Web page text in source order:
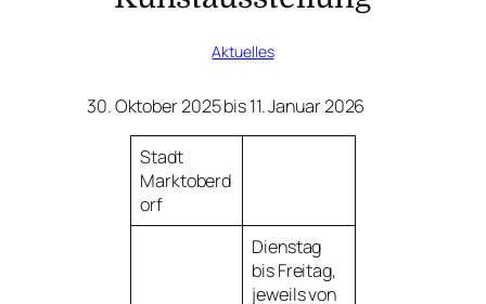
Aktuelles
30. Oktober 2025 bis 11. Januar 2026
Stadt
Marktoberd
orf
Dienstag
bis Freitag,
jeweils von